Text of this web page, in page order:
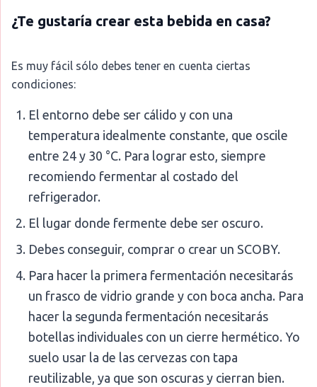
¿Te gustaría crear esta bebida en casa?
Es muy fácil sólo debes tener en cuenta ciertas
condiciones:
El entorno debe ser cálido y con una
temperatura idealmente constante, que oscile
entre 24 y 30 °C. Para lograr esto, siempre
recomiendo fermentar al costado del
refrigerador.
El lugar donde fermente debe ser oscuro.
Debes conseguir, comprar o crear un SCOBY.
Para hacer la primera fermentación necesitarás
un frasco de vidrio grande y con boca ancha. Para
hacer la segunda fermentación necesitarás
botellas individuales con un cierre hermético. Yo
suelo usar la de las cervezas con tapa
reutilizable, ya que son oscuras y cierran bien.